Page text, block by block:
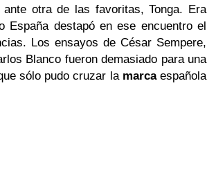
otra de las favoritas, Tonga. Era
España destapó en ese encuentro el
Los ensayos de César Sempere,
Blanco fueron demasiado para una
sólo pudo cruzar la marcaespañola